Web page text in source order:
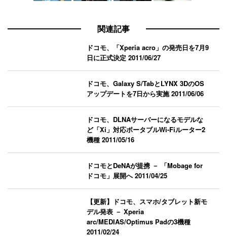
関連記事
ドコモ、「Xperia acro」の発売日を7月9
日に正式決定2011/06/27
ドコモ、Galaxy S/TabとLYNX 3DのOS
アップデートを7日から実施2011/06/06
ドコモ、DLNAサーバーになるモデルな
ど「Xi」対応ポータブルWi-Fiルーター2
機種2011/05/16
ドコモとDeNAが提携 － 「Mobage for
ドコモ」展開へ2011/04/25
【更新】ドコモ、スマホ/タブレット新モ
デル発表 － Xperia
arc/MEDIAS/Optimus Padの3機種
2011/02/24